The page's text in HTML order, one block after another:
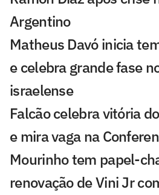
Argentino
Matheus Davó inicia
e celebra grande fase
israelense
Falcão celebra vitória
e mira vaga na
Mourinho tem papel-
renovação de Vini Jr